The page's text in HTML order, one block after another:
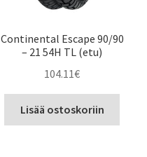
Continental Escape 90/90
– 21 54H TL (etu)
104.11€
Lisää ostoskoriin